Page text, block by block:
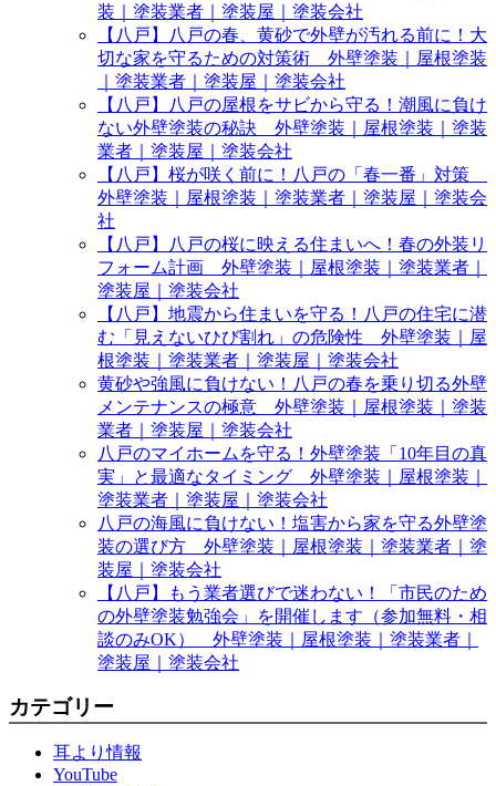
装｜塗装業者｜塗装屋｜塗装会社
【八戸】八戸の春、黄砂で外壁が汚れる前に！大
切な家を守るための対策術 外壁塗装｜屋根塗装
｜塗装業者｜塗装屋｜塗装会社
【八戸】八戸の屋根をサビから守る！潮風に負け
ない外壁塗装の秘訣 外壁塗装｜屋根塗装｜塗装
業者｜塗装屋｜塗装会社
【八戸】桜が咲く前に！八戸の「春一番」対策
外壁塗装｜屋根塗装｜塗装業者｜塗装屋｜塗装会
社
【八戸】八戸の桜に映える住まいへ！春の外装リ
フォーム計画 外壁塗装｜屋根塗装｜塗装業者｜
塗装屋｜塗装会社
【八戸】地震から住まいを守る！八戸の住宅に潜
む「見えないひび割れ」の危険性 外壁塗装｜屋
根塗装｜塗装業者｜塗装屋｜塗装会社
黄砂や強風に負けない！八戸の春を乗り切る外壁
メンテナンスの極意 外壁塗装｜屋根塗装｜塗装
業者｜塗装屋｜塗装会社
八戸のマイホームを守る！外壁塗装「10年目の真
実」と最適なタイミング 外壁塗装｜屋根塗装｜
塗装業者｜塗装屋｜塗装会社
八戸の海風に負けない！塩害から家を守る外壁塗
装の選び方 外壁塗装｜屋根塗装｜塗装業者｜塗
装屋｜塗装会社
【八戸】もう業者選びで迷わない！「市民のため
の外壁塗装勉強会」を開催します（参加無料・相
談のみOK） 外壁塗装｜屋根塗装｜塗装業者｜
塗装屋｜塗装会社
カテゴリー
耳より情報
YouTube